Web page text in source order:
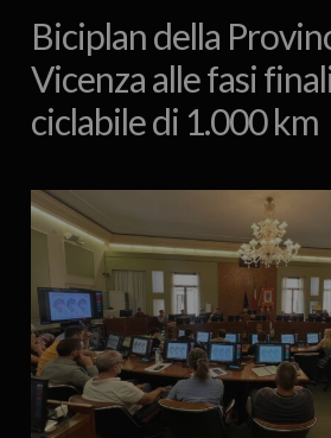
Biciplan della
Vicenza alle fasi
ciclabile di 1.000 km